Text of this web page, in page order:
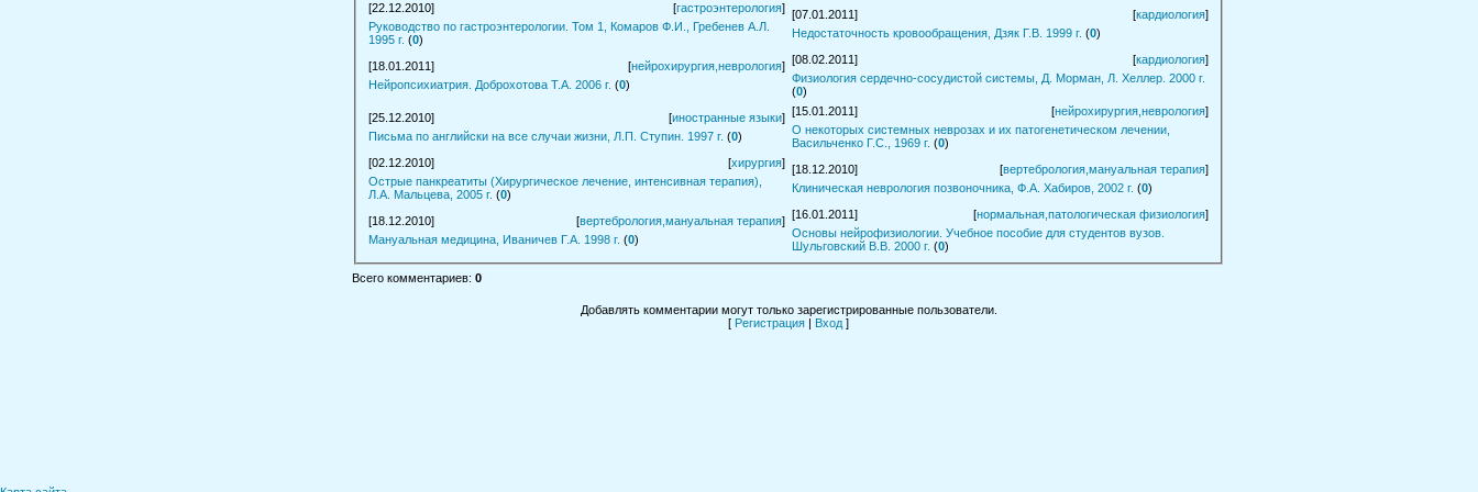
[22.12.2010] [гастроэнтерология]
Руководство по гастроэнтерологии. Том 1, Комаров Ф.И., Гребенев А.Л.
1995 г. (0)
[07.01.2011] [кардиология]
Недостаточность кровообращения, Дзяк Г.В. 1999 г. (0)
[18.01.2011] [нейрохирургия,неврология]
Нейропсихиатрия. Доброхотова Т.А. 2006 г. (0)
[08.02.2011] [кардиология]
Физиология сердечно-сосудистой системы, Д. Морман, Л. Хеллер. 2000 г.
(0)
[25.12.2010]
[иностранные языки]
Письма по английски на все случаи жизни, Л.П. Ступин. 1997 г. (0)
[15.01.2011] [нейрохирургия,неврология]
О некоторых системных неврозах и их патогенетическом лечении,
Васильченко Г.С., 1969 г. (0)
[02.12.2010]
[хирургия]
Острые панкреатиты (Хирургическое лечение, интенсивная терапия),
Л.А. Мальцева, 2005 г. (0)
[18.12.2010] [вертебрология,мануальная терапия]
Клиническая неврология позвоночника, Ф.А. Хабиров, 2002 г. (0)
[18.12.2010] [вертебрология,мануальная терапия]
Мануальная медицина, Иваничев Г.А. 1998 г. (0)
[16.01.2011] [нормальная,патологическая физиология]
Основы нейрофизиологии. Учебное пособие для студентов вузов.
Шульговский В.В. 2000 г. (0)
Всего комментариев: 0
Добавлять комментарии могут только зарегистрированные пользователи.
[ Регистрация Вход ]